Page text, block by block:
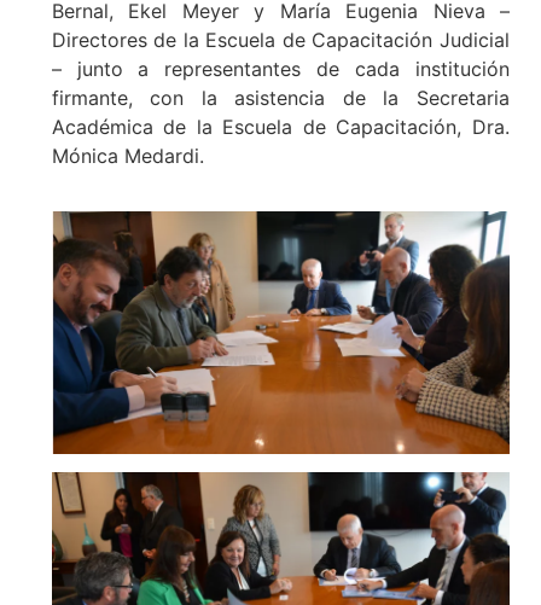
Bernal, Ekel Meyer y María Eugenia Nieva –
Directores de la Escuela de Capacitación Judicial
– junto a representantes de cada institución
firmante, con la asistencia de la Secretaria
Académica de la Escuela de Capacitación, Dra.
Mónica Medardi.